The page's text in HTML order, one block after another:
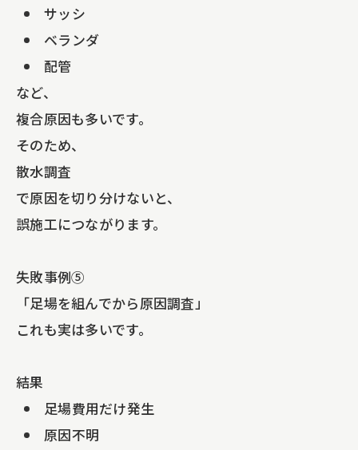
サッシ
ベランダ
配管
など、
複合原因も多いです。
そのため、
散水調査
で原因を切り分けないと、
誤施工につながります。
失敗事例⑤
「足場を組んでから原因調査」
これも実は多いです。
結果
足場費用だけ発生
原因不明